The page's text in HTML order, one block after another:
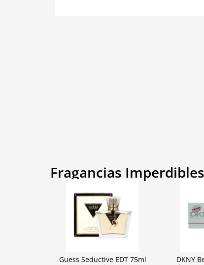
Fragancias Imperdibles
Guess Seductive EDT 75ml
DKNY